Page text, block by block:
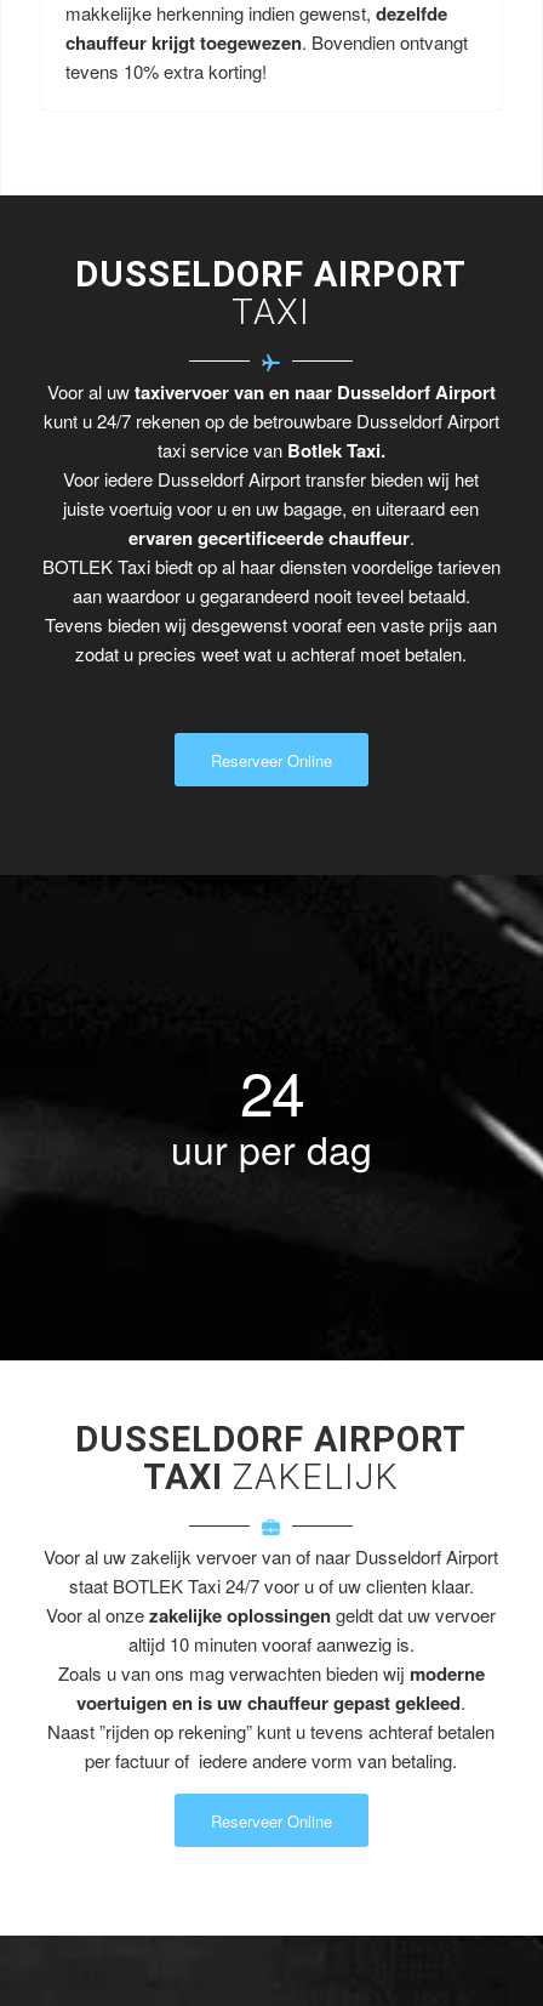
makkelijke herkenning indien gewenst, dezelfde
chauffeur krijgt toegewezen. Bovendien ontvangt
tevens 10% extra korting!
DUSSELDORF AIRPORT
TAXI
Voor al uwtaxivervoer van en naar Dusseldorf Airport
kunt u 24/7 rekenen op de betrouwbare Dusseldorf Airport
taxi service van Botlek Taxi.
Voor iedere Dusseldorf Airport transfer bieden wij het
juiste voertuig voor u en uw bagage, en uiteraard een
ervaren gecertificeerde chauffeur.
BOTLEK Taxi biedt op al haar diensten voordelige tarieven
aan waardoor u gegarandeerd nooit teveel betaald.
Tevens bieden wij desgewenst vooraf een vaste prijs aan
zodat u precies weet wat u achteraf moet betalen.
Reserveer Online
24
uur per dag
DUSSELDORF AIRPORT
TAXI ZAKELIJK
Voor al uw zakelijk vervoer van of naar Dusseldorf Airport
staat BOTLEK Taxi 24/7 voor u of uw clienten klaar.
Voor al onzezakelijke oplossingengeldt dat uw vervoer
altijd 10 minuten vooraf aanwezig is.
Zoals u van ons mag verwachten bieden wij moderne
voertuigen en is uw chauffeur gepast gekleed.
Naast ”rijden op rekening” kunt u tevens achteraf betalen
per factuur of iedere andere vorm van betaling.
Reserveer Online